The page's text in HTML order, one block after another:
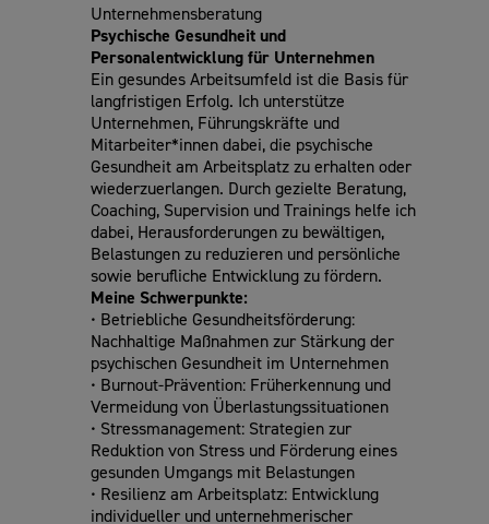
Unternehmensberatung
Psychische Gesundheit und
Personalentwicklung für Unternehmen
Ein gesundes Arbeitsumfeld ist die Basis für
langfristigen Erfolg. Ich unterstütze
Unternehmen, Führungskräfte und
Mitarbeiter*innen dabei, die psychische
Gesundheit am Arbeitsplatz zu erhalten oder
wiederzuerlangen. Durch gezielte Beratung,
Coaching, Supervision und Trainings helfe ich
dabei, Herausforderungen zu bewältigen,
Belastungen zu reduzieren und persönliche
sowie berufliche Entwicklung zu fördern.
Meine Schwerpunkte:
• Betriebliche Gesundheitsförderung:
Nachhaltige Maßnahmen zur Stärkung der
psychischen Gesundheit im Unternehmen
• Burnout-Prävention: Früherkennung und
Vermeidung von Überlastungssituationen
• Stressmanagement: Strategien zur
Reduktion von Stress und Förderung eines
gesunden Umgangs mit Belastungen
• Resilienz am Arbeitsplatz: Entwicklung
individueller und unternehmerischer